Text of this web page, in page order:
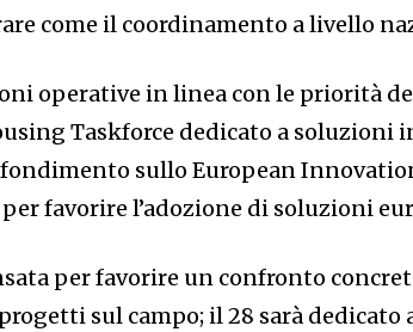
come il coordinamento a livello
operative in linea con le priorità
Taskforce dedicato a soluzioni
sullo European
favorire l’adozione di soluzioni
per favorire un confronto
sul campo; il 28 sarà